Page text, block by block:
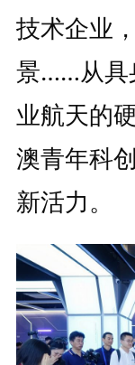
技术企业
景……从具
业航天的
澳青年科
新活力。